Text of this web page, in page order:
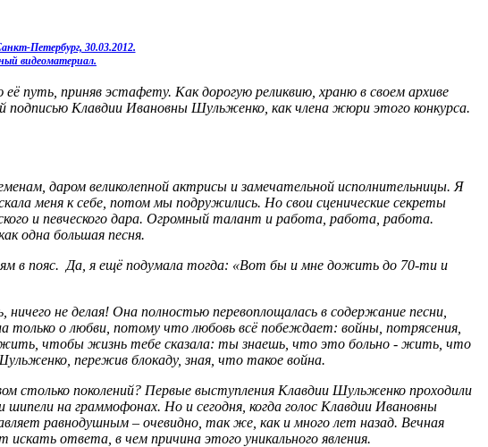
Петербург, 30.03.2012.
видеоматериал.
путь, приняв эстафету. Как дорогую реликвию, храню в своем архиве
подписью Клавдии Ивановны Шульженко, как члена жюри этого конкурса.
даром великолепной актрисы и замечательной исполнительницы. Я
меня к себе, потом мы подружились. Но свои сценические секреты
и певческого дара. Огромный талант и работа, работа, работа.
одна большая песня.
в пояс. Да, я ещё подумала тогда: «Вот бы и мне дожить до 70-ти и
ничего не делая! Она полностью перевоплощалась в содержание песни,
только о любви, потому что любовь всё побеждает: войны, потрясения,
чтобы жизнь тебе сказала: ты знаешь, что это больно - жить, что
пережив блокаду, зная, что такое война.
столько поколений? Первые выступления Клавдии Шульженко проходили
на граммофонах. Но и сегодня, когда голос Клавдии Ивановны
равнодушным – очевидно, так же, как и много лет назад. Вечная
ответа, в чем причина этого уникального явления.